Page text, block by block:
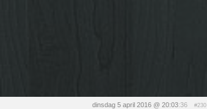
dinsdag 5 april 2016 @ 20:03:36 #230